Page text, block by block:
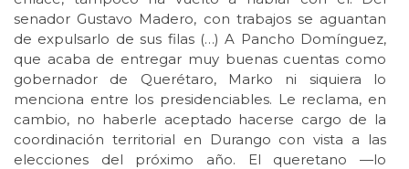
senador Gustavo Madero, con trabajos se aguantan
de expulsarlo de sus filas (…) A Pancho Domínguez,
que acaba de entregar muy buenas cuentas como
gobernador de Querétaro, Marko ni siquiera lo
menciona entre los presidenciables. Le reclama, en
cambio, no haberle aceptado hacerse cargo de la
coordinación territorial en Durango con vista a las
elecciones del próximo año. El queretano —lo